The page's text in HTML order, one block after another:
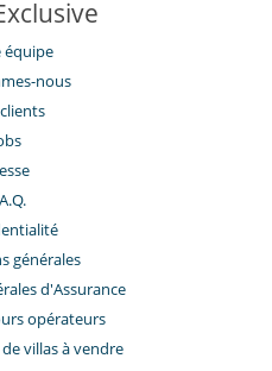
de renommée mondiale.
simple destination de ski ; c'est
la perfection luxe, sport et nature.
équipe
nous
générales
d'Assurance
opérateurs
villas à vendre